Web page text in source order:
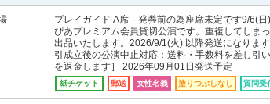
プレイガイド A席 発券前の為座席未定です9/6(日
ぴあプレミアム会員貸切公演です。重複してしま
出品いたします。2026/9/1(火) 以降発送になりま
引成立後の公演中止対応：送料・手数料を差し引
を返金します］ 2026年09月01日発送予定
紙チケット 郵送 女性名義 塗りつぶしなし 質問受